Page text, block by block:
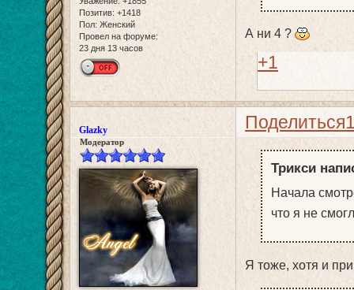
Позитив: +1418
Пол: Женский
Провел на форуме:
23 дня 13 часов
А ни 4 ?
+1
Поделиться
Glazky
Модератор
Трикси
Начала
что я не
Я тоже, хотя и